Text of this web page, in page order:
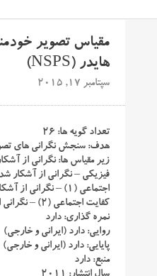
مقیاس تصویر
هایدر (NSPS)
سپتامبر 17, 2015
تعداد گویه ها: ۲۶
هدف: سنجش نگرانی های
زیر مقیاس ها: نگرانی از
فیزیکی – نگرانی از آشکار
اجتماعی (۱) –
کفایت اجتماعی (۲) – نگرانی از آشکار شدن علائم اضطراب
نمره گذاری: دارد
روایی: دارد (ایرانی و خارجی)
پایایی: دارد (ایرانی و خارجی)
منبع: دارد